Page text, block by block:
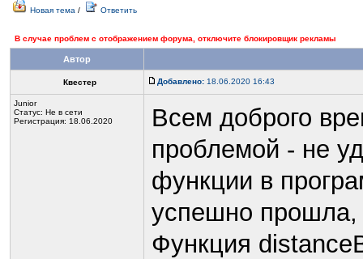
Новая тема / Ответить
В случае проблем с отображением форума, отключите блокировщик рекламы
Автор
Квестер Добавлено: 18.06.2020 16:43
Junior
Статус: Не в сети
Регистрация: 18.06.2020
Всем доброго
проблемой - не
функции в
успешно прошла,
Функция